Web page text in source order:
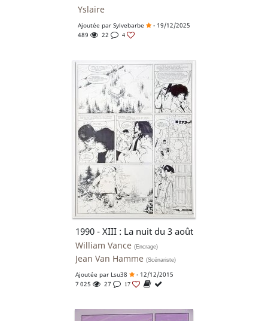
Yslaire
Ajoutée par Sylvebarbe
- 19/12/2025
489
22 4
1990 - XIII : La nuit du 3 août
William Vance (Encrage)
Jean Van Hamme (Scénariste)
Ajoutée par Lsu38
- 12/12/2015
7 025
27 17